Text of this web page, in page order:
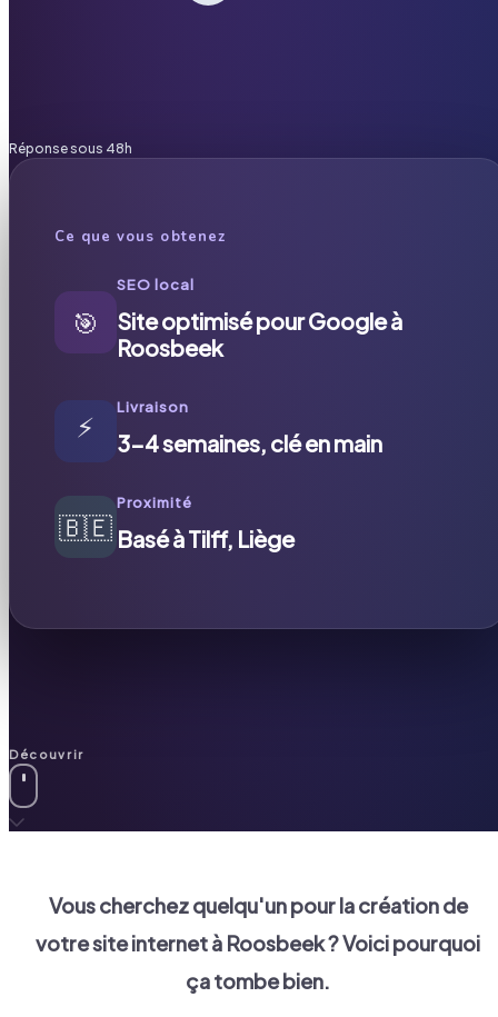
Réponse sous 48h
Ce que vous obtenez
🎯
SEO local
Site optimisé pour Google à
Roosbeek
⚡
Livraison
3-4 semaines, clé en main
🇧🇪
Proximité
Basé à Tilff, Liège
Découvrir
Vous cherchez quelqu'un pour la création de
votre site internet à Roosbeek? Voici pourquoi
ça tombe bien.